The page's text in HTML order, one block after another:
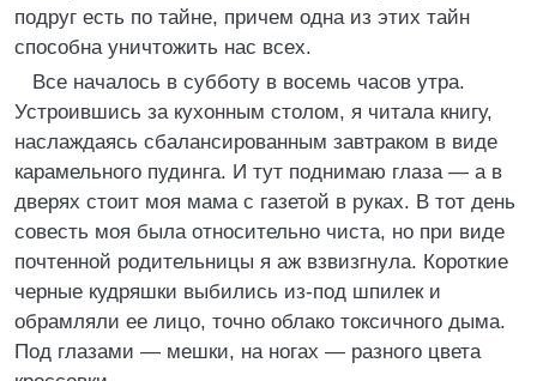
подруг есть по тайне, причем одна из этих тайн
способна уничтожить нас всех.
Все началось в субботу в восемь часов утра.
Устроившись за кухонным столом, я читала книгу,
наслаждаясь сбалансированным завтраком в виде
карамельного пудинга. И тут поднимаю глаза — а в
дверях стоит моя мама с газетой в руках. В тот день
совесть моя была относительно чиста, но при виде
почтенной родительницы я аж взвизгнула. Короткие
черные кудряшки выбились из-под шпилек и
обрамляли ее лицо, точно облако токсичного дыма.
Под глазами — мешки, на ногах — разного цвета